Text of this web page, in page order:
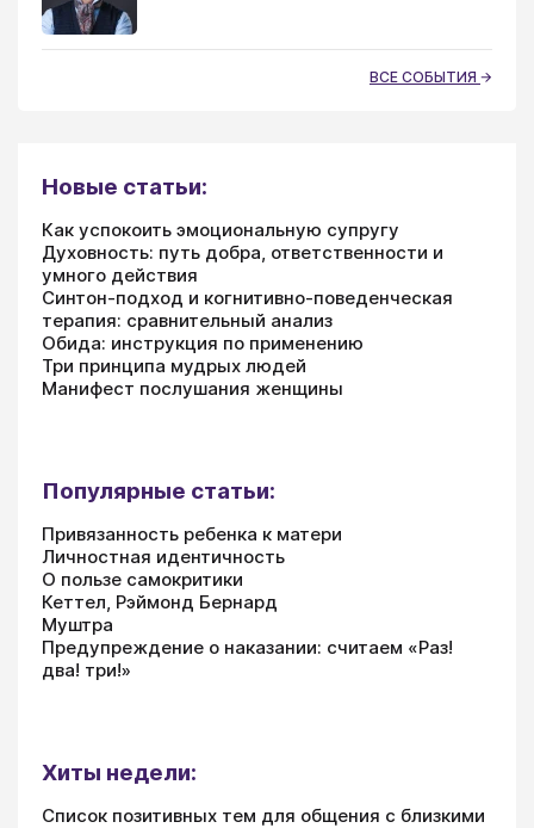
ВСЕ СОБЫТИЯ
Новые статьи:
Как успокоить эмоциональную супругу
Духовность: путь добра, ответственности и
умного действия
Синтон-подход и когнитивно-поведенческая
терапия: сравнительный анализ
Обида: инструкция по применению
Три принципа мудрых людей
Манифест послушания женщины
Популярные статьи:
Привязанность ребенка к матери
Личностная идентичность
О пользе самокритики
Кеттел, Рэймонд Бернард
Муштра
Предупреждение о наказании: считаем «Раз!
два! три!»
Хиты недели:
Список позитивных тем для общения с близкими